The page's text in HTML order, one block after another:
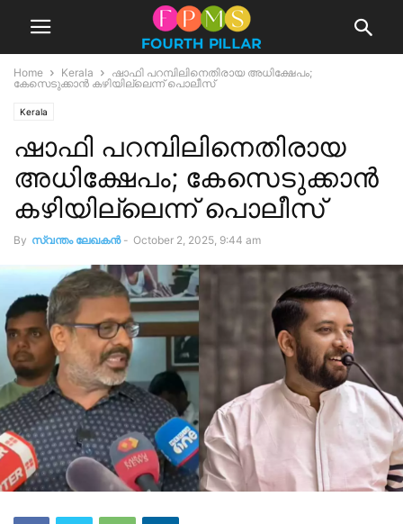
Home Kerala
ഷാഫി പറമ്പിലിനെതിരായ അധിക്ഷേപം;
കേസെടുക്കാൻ കഴിയില്ലെന്ന് പൊലീസ്
Kerala
ഷാഫി പറമ്പിലിനെതിരായ
അധിക്ഷേപം; കേസെടുക്കാൻ
കഴിയില്ലെന്ന് പൊലീസ്
By സ്വന്തം ലേഖകന്‍ - October 2, 2025, 9:44 am